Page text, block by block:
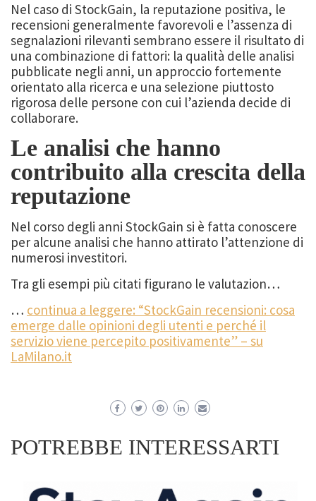
Nel caso di StockGain, la reputazione positiva, le
recensioni generalmente favorevoli e l’assenza di
segnalazioni rilevanti sembrano essere il risultato di
una combinazione di fattori: la qualità delle analisi
pubblicate negli anni, un approccio fortemente
orientato alla ricerca e una selezione piuttosto
rigorosa delle persone con cui l’azienda decide di
collaborare.
Le analisi che hanno
contribuito alla crescita della
reputazione
Nel corso degli anni StockGain si è fatta conoscere
per alcune analisi che hanno attirato l’attenzione di
numerosi investitori.
Tra gli esempi più citati figurano le valutazion…
… continua a leggere: “StockGain recensioni: cosa
emerge dalle opinioni degli utenti e perché il
servizio viene percepito positivamente” – su
LaMilano.it
POTREBBE INTERESSARTI